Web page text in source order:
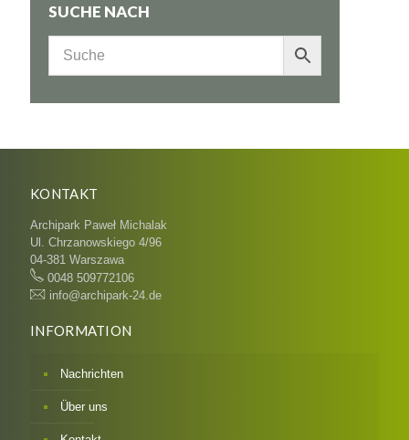
SUCHE NACH
KONTAKT
Archipark Paweł Michalak
Ul. Chrzanowskiego 4/96
04-381 Warszawa
0048 509772106
info@archipark-24.de
INFORMATION
Nachrichten
Über uns